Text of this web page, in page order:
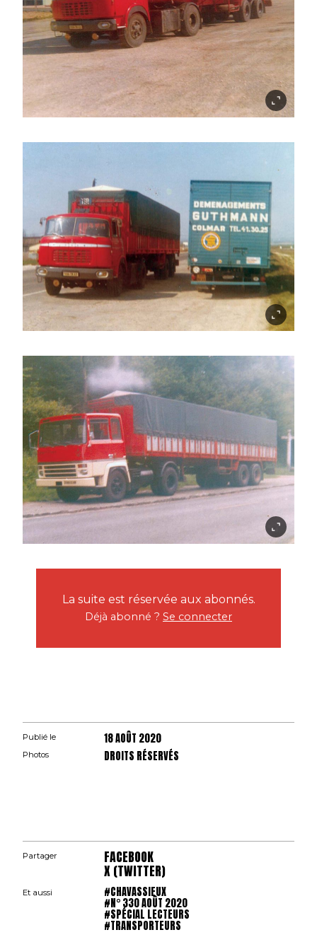
La suite est réservée aux abonnés.
Déjà abonné ? Se connecter
Publié le 18 AOÛT 2020
Photos DROITS RÉSERVÉS
Partager FACEBOOK
X (TWITTER)
Et aussi #CHAVASSIEUX
#N° 330 AOÛT 2020
#SPÉCIAL LECTEURS
#TRANSPORTEURS